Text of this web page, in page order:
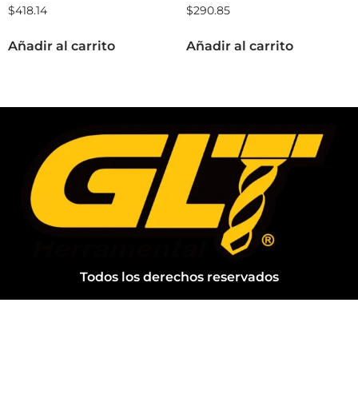
$418.14
Añadir al carrito
$290.85
Añadir al carrito
Todos los derechos reservados